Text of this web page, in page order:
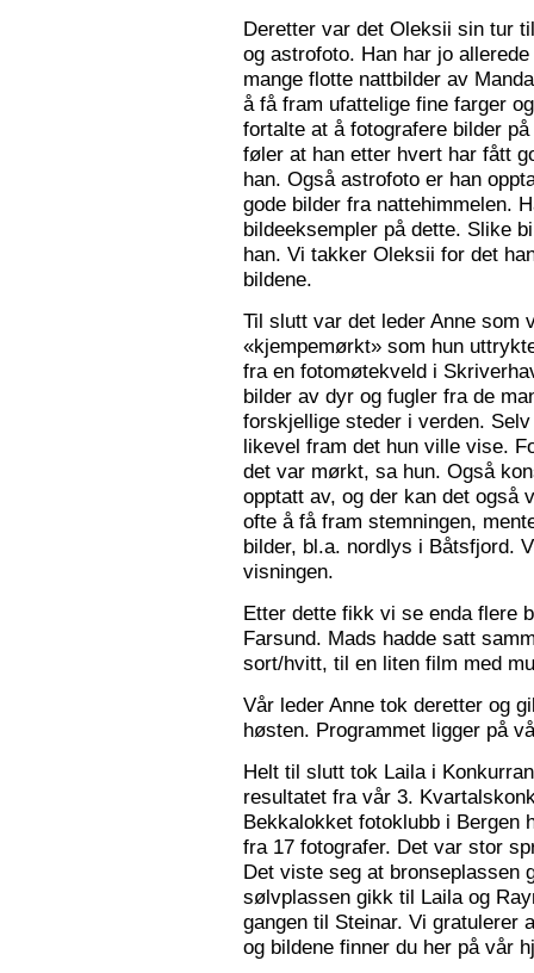
Deretter var det Oleksii sin tur
og astrofoto. Han har jo
mange flotte nattbilder av
å få fram ufattelige fine farger
fortalte at å fotografere bilder
føler at han etter hvert har fått
han. Også astrofoto er han
gode bilder fra nattehimmelen.
bildeeksempler på dette. Slike
han. Vi takker Oleksii for det
bildene.
Til slutt var det leder Anne som
«kjempemørkt» som hun
fra en fotomøtekveld i
bilder av dyr og fugler fra de
forskjellige steder i verden.
likevel fram det hun ville vise.
det var mørkt, sa hun. Også
opptatt av, og der kan det
ofte å få fram stemningen,
bilder, bl.a. nordlys i Båtsfjord.
visningen.
Etter dette fikk vi se enda flere
Farsund. Mads hadde satt
sort/hvitt, til en liten film med
Vår leder Anne tok deretter og
høsten. Programmet ligger på
Helt til slutt tok Laila i
resultatet fra vår 3.
Bekkalokket fotoklubb i
fra 17 fotografer. Det var stor
Det viste seg at bronseplassen
sølvplassen gikk til Laila og
gangen til Steinar. Vi gratulerer
og bildene finner du her på vår